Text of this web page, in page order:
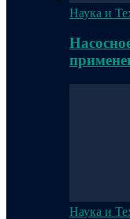
Наука и
Наука и